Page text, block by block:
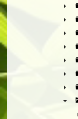
►
►
►
►
►
►
►
►